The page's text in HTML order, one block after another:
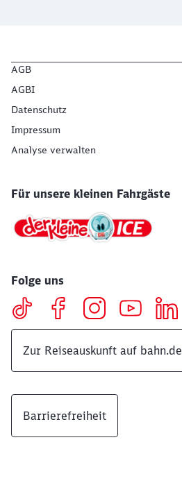
AGB
AGBI
Datenschutz
Impressum
Analyse verwalten
Für unsere kleinen Fahrgäste
Folge uns
Zur Reiseauskunft auf bahn.de
Barrierefreiheit